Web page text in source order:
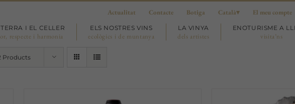
Actualitat Contacte Botiga Català El meu compte
I EL CELLER
respecte i harmonia
ELS NOSTRES VINS
ecològics i de muntanya
LA VINYA
dels artistes
ENOTURISME A
visita’ns
Products